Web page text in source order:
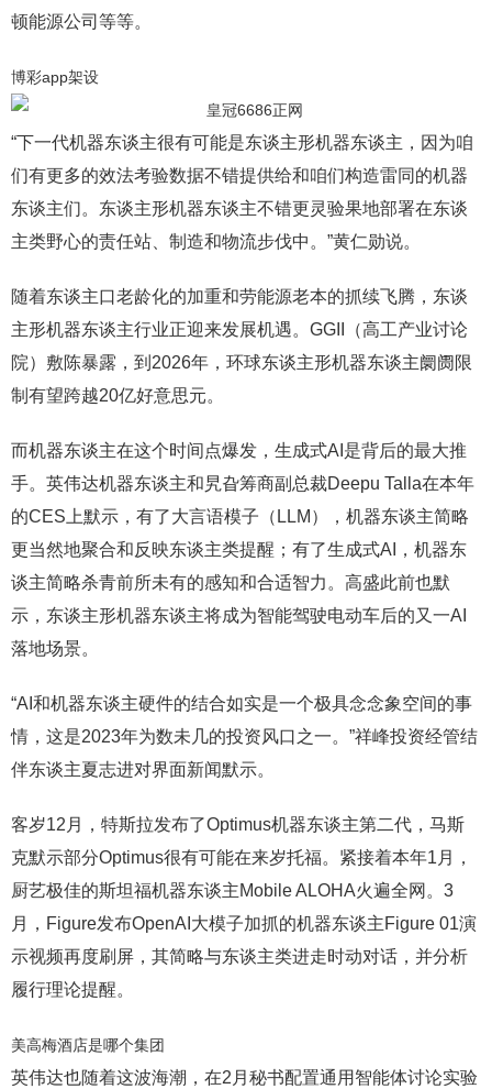
顿能源公司等等。
博彩app架设
“下一代机器东谈主很有可能是东谈主形机器东谈主，因为咱
们有更多的效法考验数据不错提供给和咱们构造雷同的机器
东谈主们。东谈主形机器东谈主不错更灵验果地部署在东谈
主类野心的责任站、制造和物流步伐中。”黄仁勋说。
随着东谈主口老龄化的加重和劳能源老本的抓续飞腾，东谈
主形机器东谈主行业正迎来发展机遇。GGII（高工产业讨论
院）敷陈暴露，到2026年，环球东谈主形机器东谈主阛阓限
制有望跨越20亿好意思元。
而机器东谈主在这个时间点爆发，生成式AI是背后的最大推
手。英伟达机器东谈主和旯旮筹商副总裁Deepu Talla在本年
的CES上默示，有了大言语模子（LLM），机器东谈主简略
更当然地聚合和反映东谈主类提醒；有了生成式AI，机器东
谈主简略杀青前所未有的感知和合适智力。高盛此前也默
示，东谈主形机器东谈主将成为智能驾驶电动车后的又一AI
落地场景。
“AI和机器东谈主硬件的结合如实是一个极具念念象空间的事
情，这是2023年为数未几的投资风口之一。”祥峰投资经管结
伴东谈主夏志进对界面新闻默示。
客岁12月，特斯拉发布了Optimus机器东谈主第二代，马斯
克默示部分Optimus很有可能在来岁托福。紧接着本年1月，
厨艺极佳的斯坦福机器东谈主Mobile ALOHA火遍全网。3
月，Figure发布OpenAI大模子加抓的机器东谈主Figure 01演
示视频再度刷屏，其简略与东谈主类进走时动对话，并分析
履行理论提醒。
美高梅酒店是哪个集团
英伟达也随着这波海潮，在2月秘书配置通用智能体讨论实验